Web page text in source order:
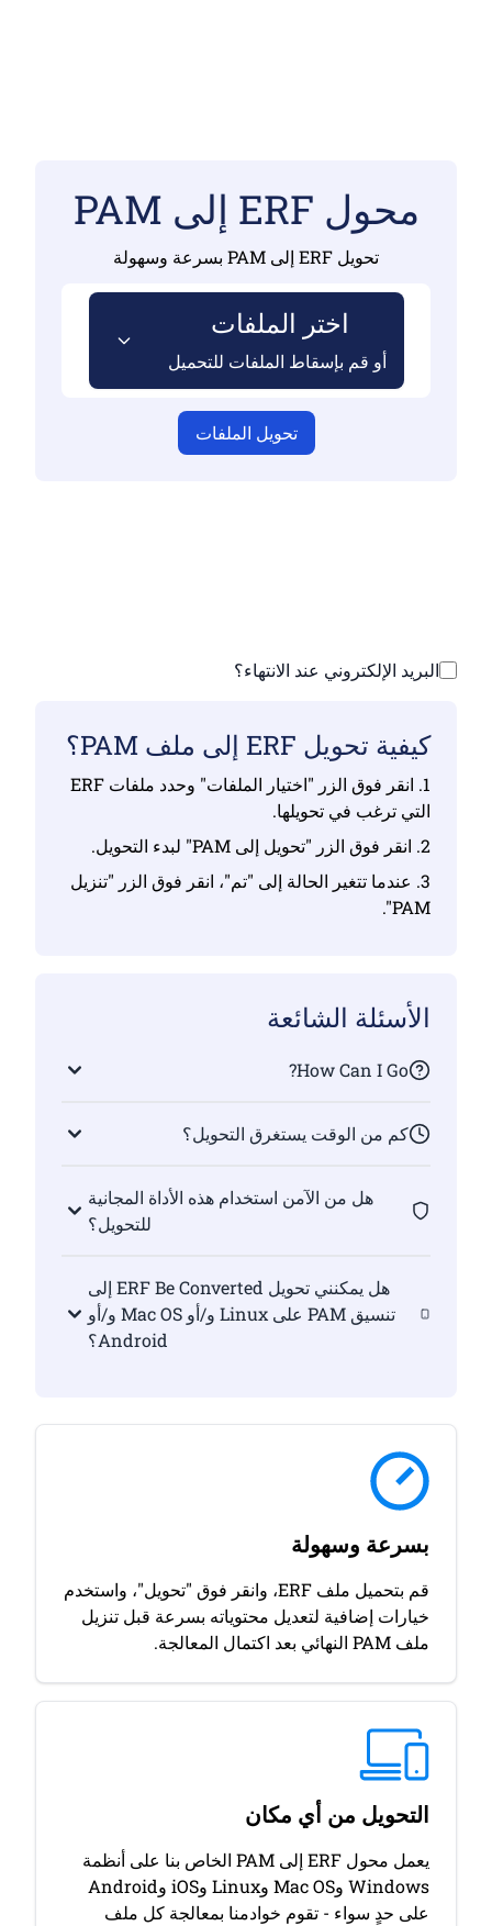
محول ERF إلى PAM
تحويل ERF إلى PAM بسرعة وسهولة
اختر الملفات
أو قم بإسقاط الملفات للتحميل
تحويل الملفات
البريد الإلكتروني عند الانتهاء؟
كيفية تحويل ERF إلى ملف PAM؟
1. انقر فوق الزر "اختيار الملفات" وحدد ملفات ERF
التي ترغب في تحويلها.
2. انقر فوق الزر "تحويل إلى PAM" لبدء التحويل.
3. عندما تتغير الحالة إلى "تم"، انقر فوق الزر "تنزيل
PAM".
الأسئلة الشائعة
How Can I Go?
كم من الوقت يستغرق التحويل؟
هل من الآمن استخدام هذه الأداة المجانية
للتحويل؟
هل يمكنني تحويل ERF Be Converted إلى
تنسيق PAM على Linux و/أو Mac OS و/أو
Android؟
بسرعة وسهولة
قم بتحميل ملف ERF، وانقر فوق "تحويل"، واستخدم
خيارات إضافية لتعديل محتوياته بسرعة قبل تنزيل
ملف PAM النهائي بعد اكتمال المعالجة.
التحويل من أي مكان
يعمل محول ERF إلى PAM الخاص بنا على أنظمة
Windows وMac OS وLinux وiOS وAndroid
على حدٍ سواء - تقوم خوادمنا بمعالجة كل ملف